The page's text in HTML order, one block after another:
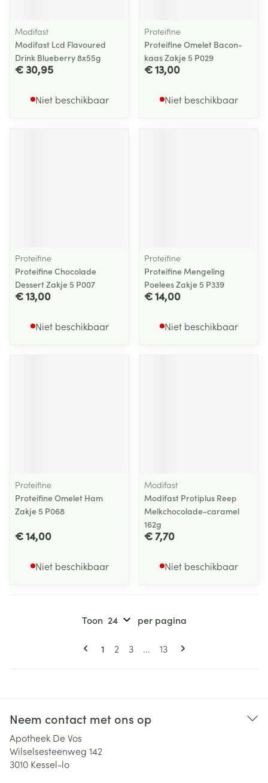
Modifast
Modifast Lcd Flavoured
Drink Blueberry 8x55g
€ 30,95
Niet beschikbaar
Proteifine
Proteifine Omelet Bacon-
kaas Zakje 5 P029
€ 13,00
Niet beschikbaar
Proteifine
Proteifine Chocolade
Dessert Zakje 5 P007
€ 13,00
Niet beschikbaar
Proteifine
Proteifine Mengeling
Poelees Zakje 5 P339
€ 14,00
Niet beschikbaar
Proteifine
Proteifine Omelet Ham
Zakje 5 P068
€ 14,00
Niet beschikbaar
Modifast
Modifast Protiplus Reep
Melkchocolade-caramel
162g
€ 7,70
Niet beschikbaar
Pagina's
U lees momenteel pagina
1 Pagina
2 Pagina
3 ... Pagina
13
Toon per pagina
Neem contact met ons op
Apotheek De Vos
Wilselsesteenweg 142
3010 Kessel-lo